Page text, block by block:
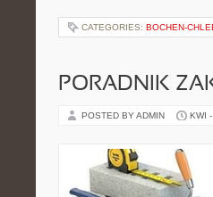
CATEGORIES: BOCHEN-
PORADNIK
POSTED BY ADMIN KWI